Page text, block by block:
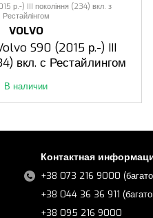
р.-) III покоління (234) вкл. з
Рестайлінгом
VOLVO
S90 (2015 р.-) III
вкл. с Рестайлингом
В наличии
Контактная
+38 073 216 9000
+38 044 36 36 911
+38 095 216 9000